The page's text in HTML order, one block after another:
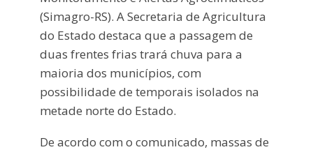
(Simagro-RS). A Secretaria de Agricultura
do Estado destaca que a passagem de
duas frentes frias trará chuva para a
maioria dos municípios, com
possibilidade de temporais isolados na
metade norte do Estado.
De acordo com o comunicado, massas de